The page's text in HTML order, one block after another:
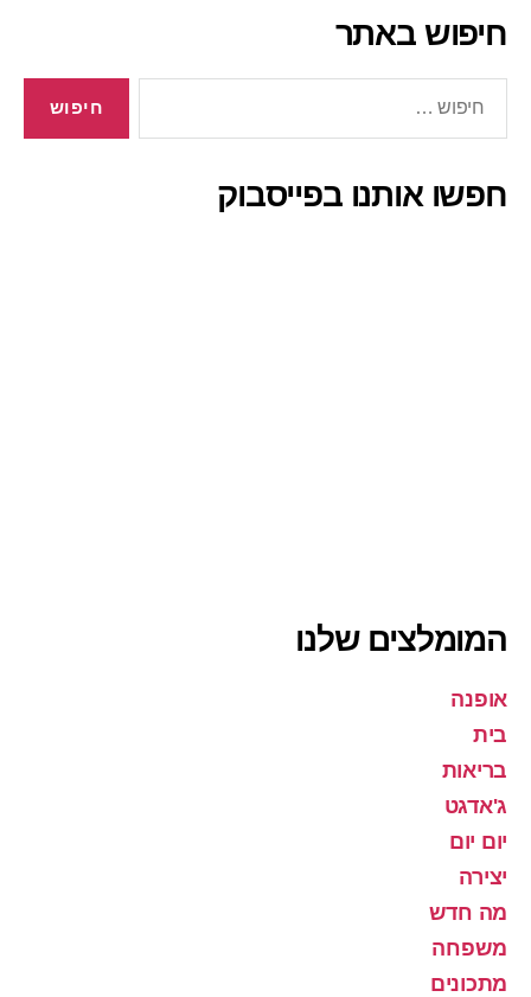
חיפוש באתר
חפשו אותנו בפייסבוק
המומלצים שלנו
אופנה
בית
בריאות
ג'אדגט
יום יום
יצירה
מה חדש
משפחה
מתכונים